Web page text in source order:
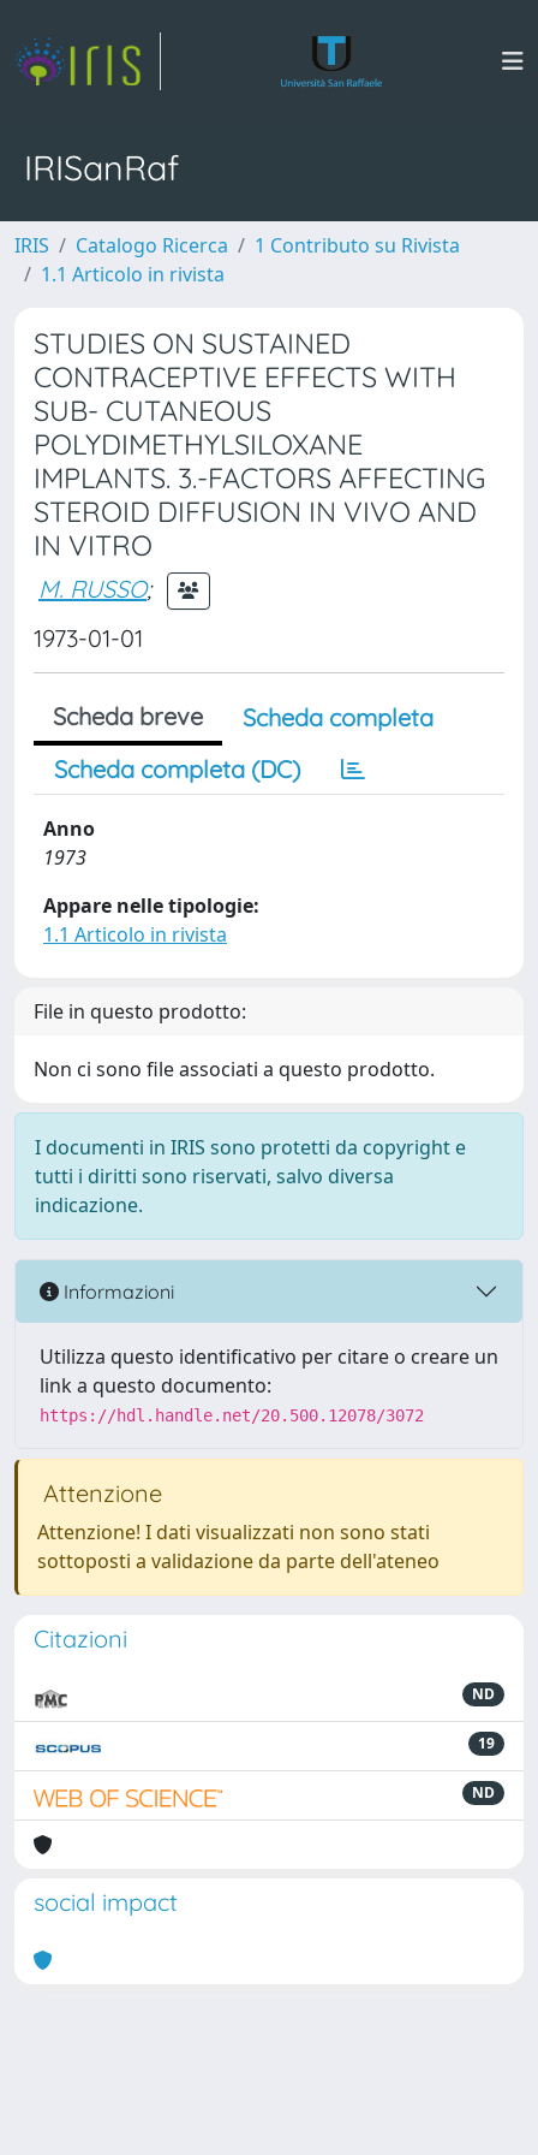
IRISanRaf
IRIS Catalogo Ricerca
1 Contributo su Rivista
1.1 Articolo in rivista
STUDIES ON SUSTAINED
CONTRACEPTIVE EFFECTS WITH
SUB- CUTANEOUS
POLYDIMETHYLSILOXANE
IMPLANTS. 3.-FACTORS AFFECTING
STEROID DIFFUSION IN VIVO AND
IN VITRO
M. RUSSO;
1973-01-01
Scheda breve
Scheda completa
Scheda completa (DC)
Anno
1973
Appare nelle tipologie:
1.1 Articolo in rivista
File in questo prodotto:
Non ci sono file associati a questo prodotto.
I documenti in IRIS sono protetti da copyright e
tutti i diritti sono riservati, salvo diversa
indicazione.
Informazioni
Utilizza questo identificativo per citare o creare un
link a questo documento:
https://hdl.handle.net/20.500.12078/3072
Attenzione
Attenzione! I dati visualizzati non sono stati
sottoposti a validazione da parte dell'ateneo
Citazioni
ND
19
ND
social impact